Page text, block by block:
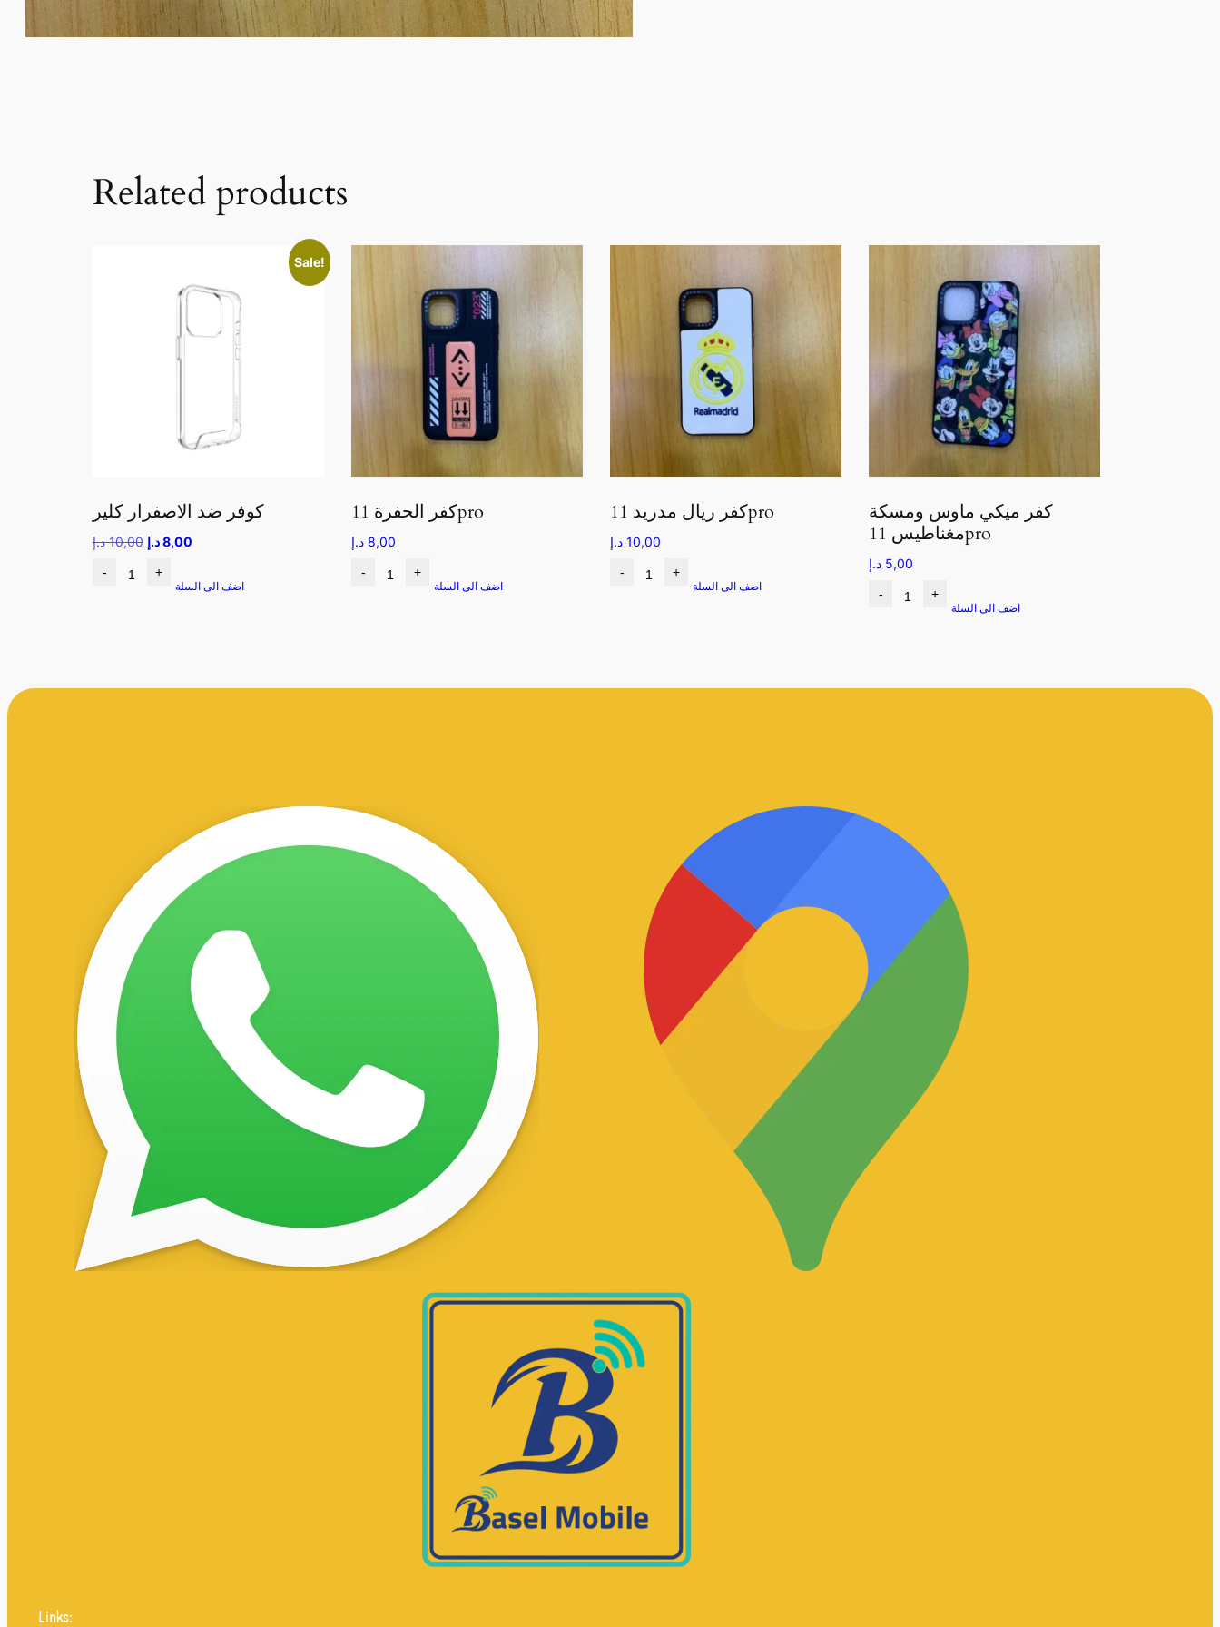
Related products
Sale!
كوفر ضد الاصفرار كلير
10,00 د.إ 8,00د.إ
- +
اضف الى السلة
كفر الحفرة 11pro
8,00 د.إ
- +
اضف الى السلة
كفر ريال مدريد 11pro
10,00 د.إ
- +
اضف الى السلة
كفر ميكي ماوس ومسكة
مغناطيس 11pro
5,00 د.إ
- +
اضف الى السلة
Links: